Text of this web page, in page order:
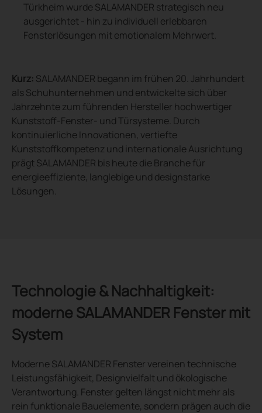
Türkheim wurde SALAMANDER strategisch neu
ausgerichtet - hin zu individuell erlebbaren
Fensterlösungen mit emotionalem Mehrwert.
Kurz: SALAMANDER begann im frühen 20. Jahrhundert
als Schuhunternehmen und entwickelte sich über
Jahrzehnte zum führenden Hersteller hochwertiger
Kunststoff-Fenster- und Türsysteme. Durch
kontinuierliche Innovationen, vertiefte
Kunststoffkompetenz und internationale Ausrichtung
prägt SALAMANDER bis heute die Branche für
energieeffiziente, langlebige und designstarke
Lösungen.
Technologie & Nachhaltigkeit:
moderne SALAMANDER Fenster mit
System
Moderne SALAMANDER Fenster vereinen technische
Leistungsfähigkeit, Designvielfalt und ökologische
Verantwortung. Fenster gelten längst nicht mehr als
rein funktionale Bauelemente, sondern prägen auch die